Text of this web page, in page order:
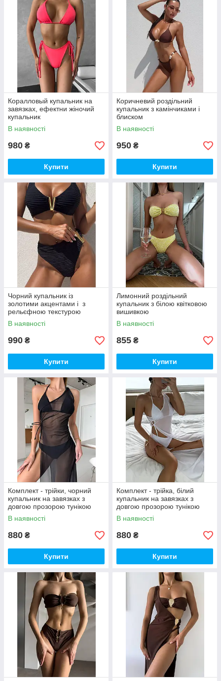
Коралловый купальник на
завязках, ефектни жіночий
купальник
В наявності
980 ₴
Купити
Коричневий роздільний
купальник з камінчиками і
блиском
В наявності
950 ₴
Купити
Чорний купальник із
золотими акцентами і з
рельєфною текстурою
тканиною, розмір S
В наявності
990 ₴
Купити
Лимонний роздільний
купальник з білою квітковою
вишивкою
В наявності
855 ₴
Купити
Комплект - трійки, чорний
купальник на завязках з
довгою прозорою тунікою
В наявності
880 ₴
Купити
Комплект - трійка, білий
купальник на завязках з
довгою прозорою тунікою
В наявності
880 ₴
Купити